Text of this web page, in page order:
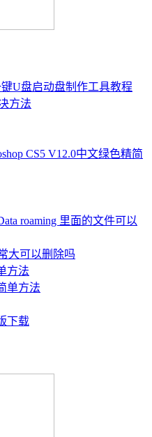
U盘启动盘制作工具教程
方法
CS5 V12.0中文绿色精简
roaming 里面的文件可以
大可以删除吗
方法
单方法
下载